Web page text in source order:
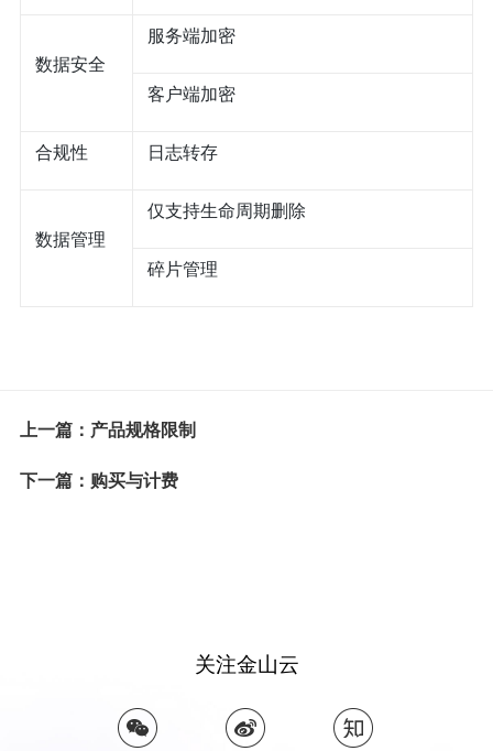
数据安全
服务端加密
客户端加密
合规性 日志转存
数据管理
仅支持生命周期删除
碎片管理
上一篇：产品规格限制
下一篇：购买与计费
关注金山云